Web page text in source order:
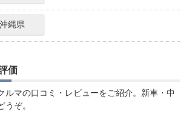
沖縄県
価
ルマの口コミ・レビューをご紹介。新車・中
ぞ。